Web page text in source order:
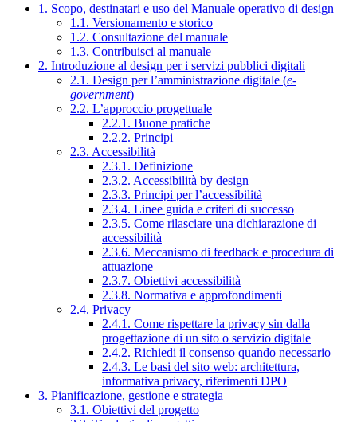
1. Scopo, destinatari e uso del Manuale operativo di design
1.1. Versionamento e storico
1.2. Consultazione del manuale
1.3. Contribuisci al manuale
2. Introduzione al design per i servizi pubblici digitali
2.1. Design per l’amministrazione digitale (e-
government)
2.2. L’approccio progettuale
2.2.1. Buone pratiche
2.2.2. Principi
2.3. Accessibilità
2.3.1. Definizione
2.3.2. Accessibilità by design
2.3.3. Principi per l’accessibilità
2.3.4. Linee guida e criteri di successo
2.3.5. Come rilasciare una dichiarazione di
accessibilità
2.3.6. Meccanismo di feedback e procedura di
attuazione
2.3.7. Obiettivi accessibilità
2.3.8. Normativa e approfondimenti
2.4. Privacy
2.4.1. Come rispettare la privacy sin dalla
progettazione di un sito o servizio digitale
2.4.2. Richiedi il consenso quando necessario
2.4.3. Le basi del sito web: architettura,
informativa privacy, riferimenti DPO
3. Pianificazione, gestione e strategia
3.1. Obiettivi del progetto